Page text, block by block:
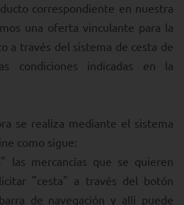
correspondiente en nuestra
una oferta vinculante para la
a través del sistema de cesta de
condiciones indicadas en la
se realiza mediante el sistema
como sigue:
las mercancías que se quieren
"cesta" a través del botón
de navegación y allí puede